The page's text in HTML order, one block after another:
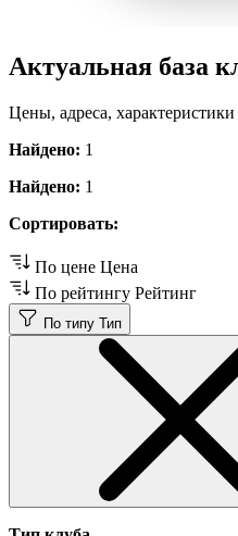
Актуальная база
Цены, адреса,
Найдено: 1
Найдено: 1
Сортировать:
По цене Цена
По рейтингу Рейтинг
По типу Тип